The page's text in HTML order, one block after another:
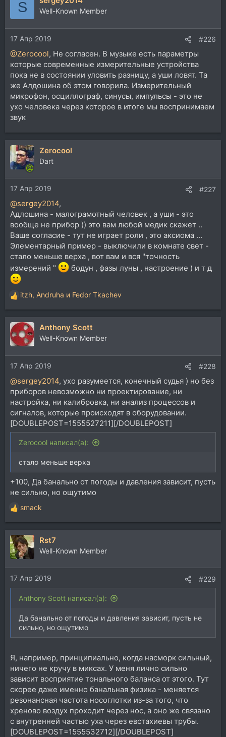
и
и
:
S Well-Known Member
17 Апр 2019 #226
@Zerocool, Не согласен. В музыке есть параметры
которые современные измерительные устройства
пока не в состоянии уловить разницу, а уши ловят. Та
же Алдошина об этом говорила. Измерительный
микрофон, осциллограф, синусы, импульсы - это не
ухо человека через которое в итоге мы воспринимаем
звук
Zerocool
Dart
17 Апр 2019 #227
@sergey2014,
Адлошина - малограмотный человек , а уши - это
вообще не прибор )) это вам любой медик скажет ..
Ваше согласие - тут не играет роли , это аксиома ...
Элементарный пример - выключили в комнате свет -
стало меньше верха , вот вам и вся "точность
измерений "
бодун , фазы луны , настроение ) и т д
Р
е
а
к
ц
и
и
:
itzh, Andruha и Fedor Tkachev
Anthony Scott
Well-Known Member
17 Апр 2019 #228
@sergey2014, ухо разумеется, конечный судья ) но без
приборов невозможно ни проектирование, ни
настройка, ни калибровка, ни анализ процессов и
сигналов, которые происходят в оборудовании.
[DOUBLEPOST=1555527211][/DOUBLEPOST]
Zerocool написал(а):
стало меньше верха
+100, Да банально от погоды и давления зависит, пусть
не сильно, но ощутимо
Р
е
а
к
ц
и
и
:
smack
Rst7
Well-Known Member
17 Апр 2019 #229
Anthony Scott написал(а):
Да банально от погоды и давления зависит, пусть не
сильно, но ощутимо
Я, например, принципиально, когда насморк сильный,
ничего не кручу в миксах. У меня лично сильно
зависит восприятие тонального баланса от этого. Тут
скорее даже именно банальная физика - меняется
резонансная частота носоглотки из-за того, что
хреново воздух проходит через нос, а оно же связано
с внутренней частью уха через евстахиевы трубы.
[DOUBLEPOST=1555532712][/DOUBLEPOST]